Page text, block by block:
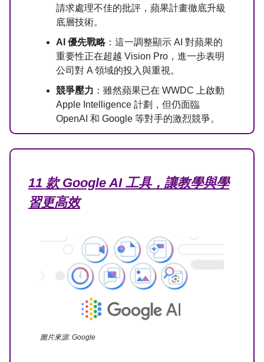
請求處理不佳的批評，蘋果計畫徹底升級
底層技術。
AI 優先戰略：這一調整顯示 AI 對蘋果的
重要性正在超越 Vision Pro，進一步表明
公司對 A 領域的投入與重視。
競爭壓力 ：雖然蘋果已在 WWDC 上啟動
Apple Intelligence 計劃，但仍面臨
OpenAI 和 Google 等對手的激烈競爭。
11 款 Google AI 工具，讓教學與學
習更高效
圖片來源: Google